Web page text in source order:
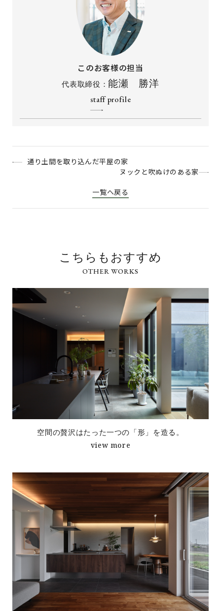
このお客様の担当
代表取締役：能瀬 勝洋
staff profile
通り土間を取り込んだ平屋の家
一覧へ戻る
ヌックと吹ぬけのある家
こちらもおすすめ
空間の贅沢はたった一つの「形」を造る。
view more